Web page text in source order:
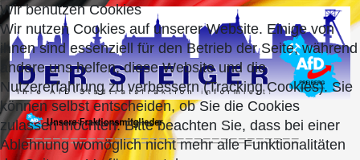
===============================
Wir benutzen Cookies
Wir nutzen Cookies auf unserer Website. Einige von
ihnen sind essenziell für den Betrieb der Seite, während
andere uns helfen, diese Website und die
Nutzererfahrung zu verbessern (Tracking Cookies). Sie
können selbst entscheiden, ob Sie die Cookies
zulassen möchten. Bitte beachten Sie, dass bei einer
Ablehnung womöglich nicht mehr alle Funktionalitäten